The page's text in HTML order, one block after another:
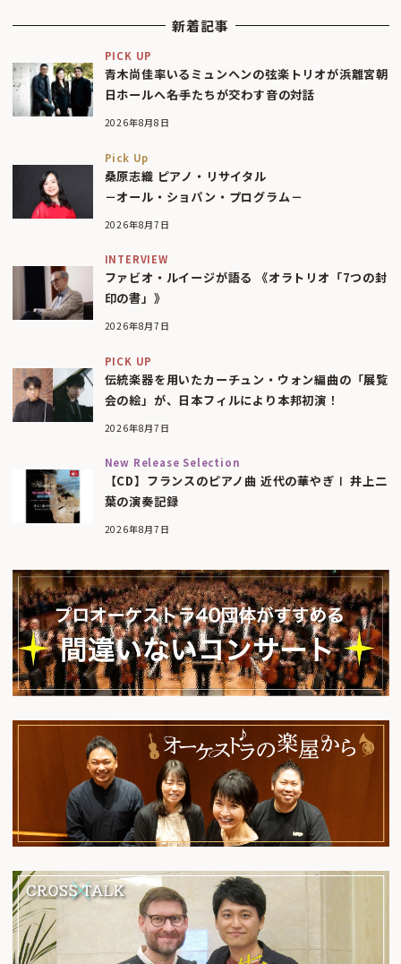
新着記事
PICK UP
青木尚佳率いるミュンヘンの弦楽トリオが浜離宮朝
日ホールへ――名手たちが交わす音の対話
2026年8月8日
Pick Up
桑原志織 ピアノ・リサイタル
－オール・ショパン・プログラム－
2026年8月7日
INTERVIEW
ファビオ・ルイージが語る 《オラトリオ「7つの封
印の書」》
2026年8月7日
PICK UP
伝統楽器を用いたカーチュン・ウォン編曲の「展覧
会の絵」が、日本フィルにより本邦初演！
2026年8月7日
New Release Selection
【CD】フランスのピアノ曲 近代の華やぎⅠ 井上二
葉の演奏記録
2026年8月7日